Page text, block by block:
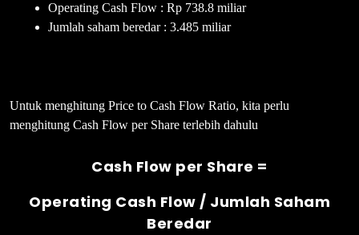
Operating Cash Flow : Rp 738.8 miliar
Jumlah saham beredar : 3.485 miliar
Untuk menghitung Price to Cash Flow Ratio, kita perlu
menghitung Cash Flow per Share terlebih dahulu
Cash Flow per Share =
Operating Cash Flow / Jumlah Saham
Beredar